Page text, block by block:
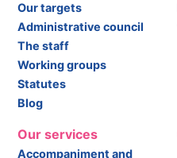
Our targets
Administrative council
The staff
Working groups
Statutes
Blog
Our services
Accompaniment and